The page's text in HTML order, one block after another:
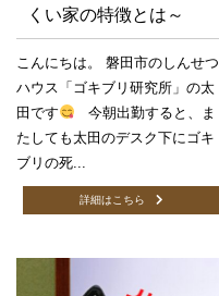
くい家の特徴とは～
こんにちは。 磐田市のしんせつ
ハウス「ゴキブリ研究所」の太
田です
今朝出勤すると、ま
たしても太田のデスク下にゴキ
ブリの死...
詳細はこちら